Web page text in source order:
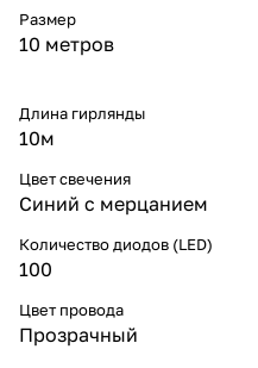
оформления фасадов,
ограждений и витрин. Синее
свечение с белыми акцентами
вписывается как в частные, так и
в коммерческие проекты.
Гирлянда соединяется между
собой, что позволяет
более. Сетевой шнур
приобретается отдельно — это
больших композиций. Даже при
длинных линиях свет остаётся
Размер
10 метров
Длина гирлянды
10м
Цвет свечения
Синий с мерцанием
Количество диодов (LED)
100
Цвет провода
Прозрачный